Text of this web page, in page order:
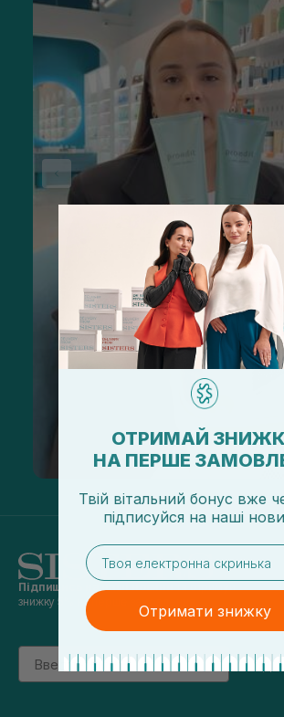
Підпишись на наші новинита отримуй
знижку 5% на перше замовлення
Email
ОТРИМАЙ
НА ПЕРШЕ
Твій вітальний бонус вже
підписуйся на наші
email
Отримати знижку